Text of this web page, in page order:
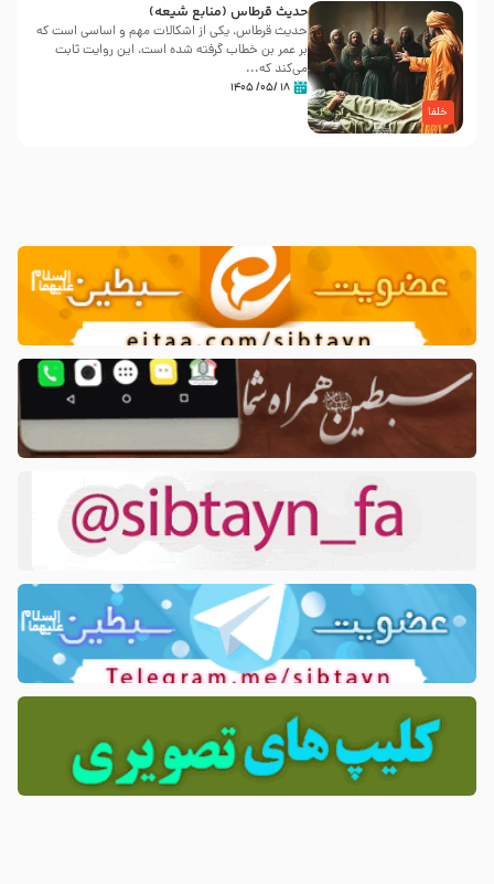
خلفا
حدیث قرطاس (منابع شیعه)
حدیث قرطاس، یکی از اشکالات مهم و اساسی است که
بر عمر بن خطاب گرفته شده است، این روایت ثابت
می‌کند که...
۱۸ /۰۵/ ۱۴۰۵